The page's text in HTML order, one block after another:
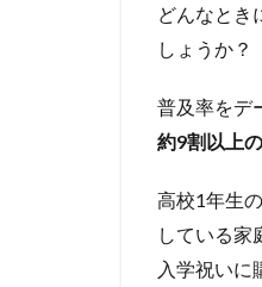
どんなとき
しょうか？
普及率をデ
約9割以上
高校1年生
している家
入学祝いに